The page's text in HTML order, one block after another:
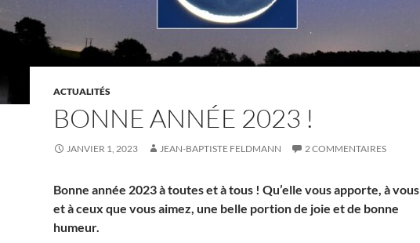
ACTUALITÉS
BONNE ANNÉE 2023 !
JANVIER 1, 2023 JEAN-BAPTISTE FELDMANN 2 COMMENTAIRES
Bonne année 2023 à toutes et à tous ! Qu’elle vous apporte, à vous
et à ceux que vous aimez, une belle portion de joie et de bonne
humeur.